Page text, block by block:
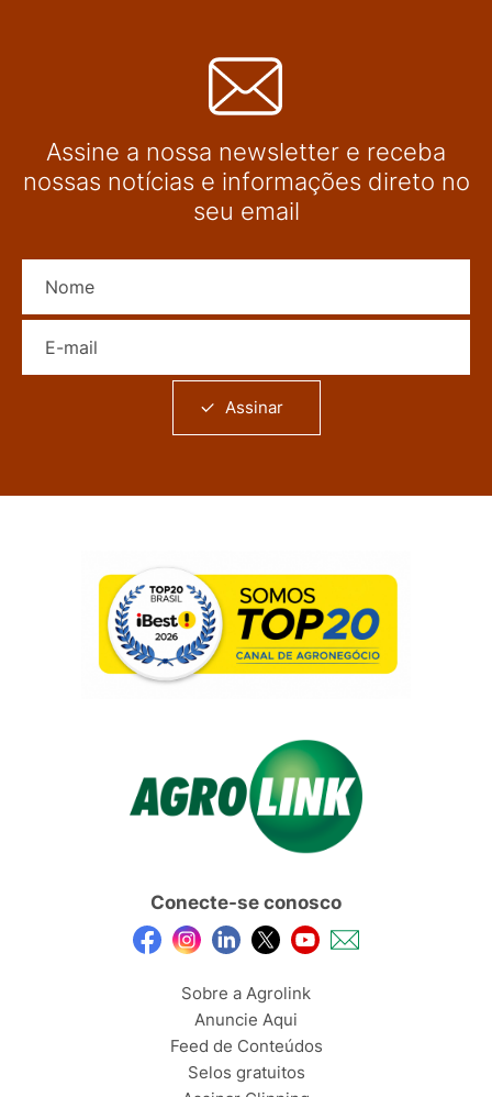
Assine a nossa newsletter e receba
nossas notícias e informações direto no
seu email
Assinar
Conecte-se conosco
Sobre a Agrolink
Anuncie Aqui
Feed de Conteúdos
Selos gratuitos